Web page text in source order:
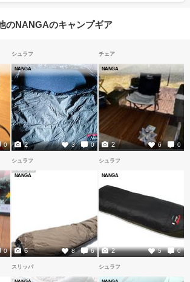
のNANGAのキャンプギア
0
シュラフ
NANGA
3 0
2
チェア
NANGA
6 0
2
0
シュラフ
NANGA
8 6
6
シュラフ
NANGA
5 0
2
スリッパ シュラフ